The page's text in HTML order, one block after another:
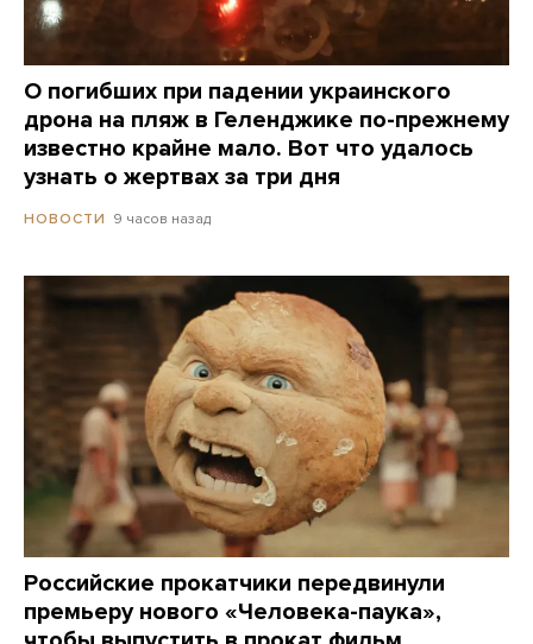
О погибших при падении украинского
дрона на пляж в Геленджике по-прежнему
известно крайне мало. Вот что удалось
узнать о жертвах за три дня
НОВОСТИ 9 часов назад
Российские прокатчики передвинули
премьеру нового «Человека-паука»,